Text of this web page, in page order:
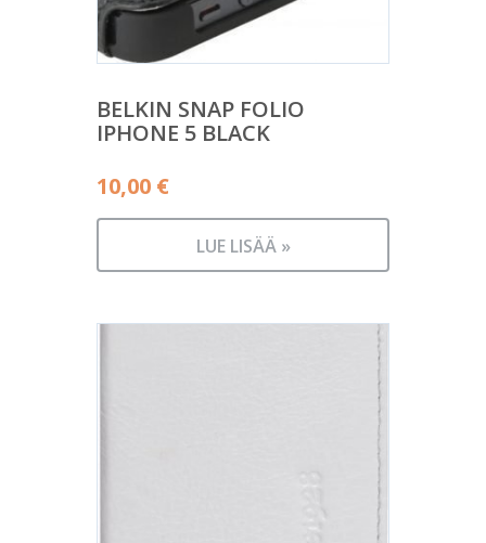
BELKIN SNAP FOLIO
IPHONE 5 BLACK
10,00 €
LUE LISÄÄ »